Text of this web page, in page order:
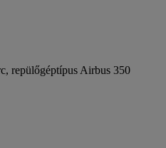
repülőgéptípus Airbus 350